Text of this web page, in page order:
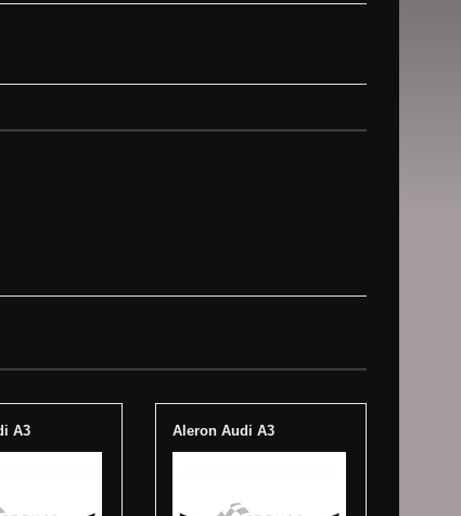
A3 Aleron Audi A3